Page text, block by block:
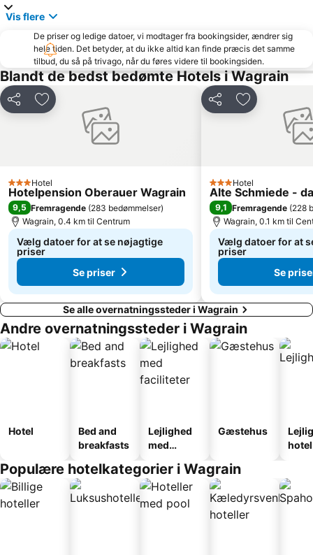
Planai Hochwurzen
Radstadt-Altenmarkt
Bergbahnen Werfenweng GmbH
Katschberg Ski Resort
Obersalzberg Documentation
Hohenwerfen
Hauser Kaibling
Keltenblitz Dürnberg
Obersalzbergbahn
Schafbergbahn
Casino Bad Gastein
Grosseck 8er Kabinenbahn
Jenner
Berchtesgaden Salt Mine
Götschen
Filzmoos
Vis flere
De priser og ledige datoer, vi modtager fra bookingsider, ændrer sig
hele tiden. Det betyder, at du ikke altid kan finde præcis det samme
tilbud, du så på trivago, når du føres videre til bookingsiden.
Blandt de bedst bedømte Hotels i Wagrain
Del Føj til favoritter
3 Stjerner
Hotel
Hotelpension Oberauer Wagrain
9,5 Fremragende (283 bedømmelser)
Wagrain, 0.4 km til Centrum
Vælg datoer for at se nøjagtige
priser
Se priser
Del Føj til
3 Stjerner
Hotel
Alte Schmiede -
9,1 Fremragende (228
Wagrain, 0.1 km til
Vælg datoer for at
priser
Se
Se alle overnatningssteder i Wagrain
Andre overnatningssteder i Wagrain
Hotel
Bed and
breakfasts
Lejlighed
med
Gæstehus
hotel
Populære hotelkategorier i Wagrain